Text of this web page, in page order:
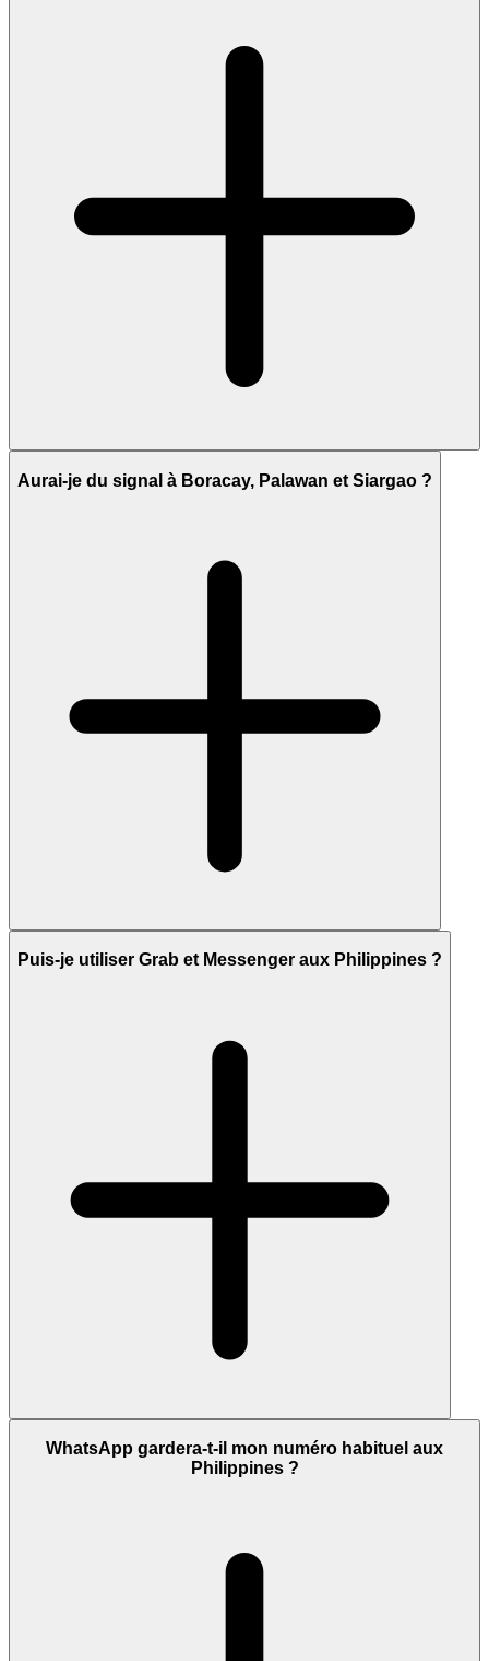
Aurai-je du signal à Boracay, Palawan et Siargao ?
Puis-je utiliser Grab et Messenger aux Philippines ?
WhatsApp gardera-t-il mon numéro habituel aux
Philippines ?